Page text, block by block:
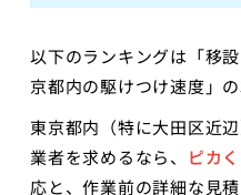
以下のランキングは「移
京都内の駆けつけ速度」
東京都内（特に大田区近
業者を求めるなら、
ピカ
応と、作業前の詳細な見